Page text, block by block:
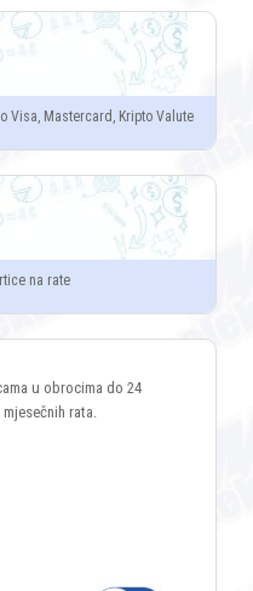
Visa, Mastercard, Kripto Valute
na rate
u obrocima do 24
rata.